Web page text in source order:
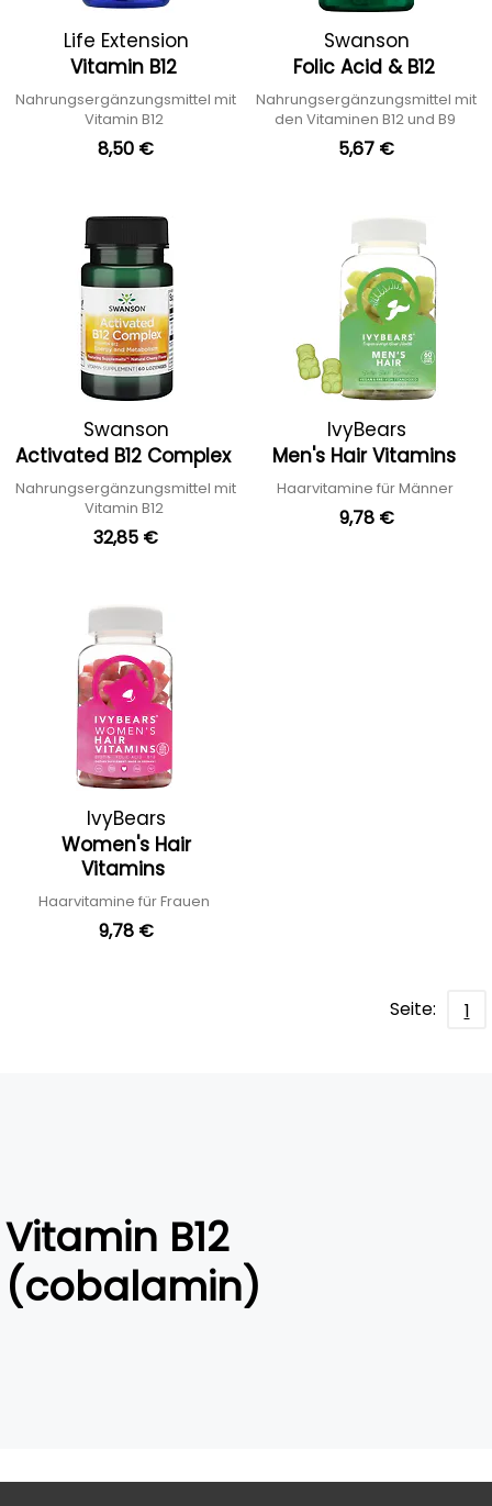
Life Extension
Vitamin B12
Nahrungsergänzungsmittel mit
Vitamin B12
8,50 €
Swanson
Folic Acid & B12
Nahrungsergänzungsmittel mit
den Vitaminen B12 und B9
5,67 €
Swanson
Activated B12 Complex
Nahrungsergänzungsmittel mit
Vitamin B12
32,85 €
IvyBears
Men's Hair Vitamins
Haarvitamine für Männer
9,78 €
IvyBears
Women's Hair
Vitamins
Haarvitamine für Frauen
9,78 €
Seite: 1
Vitamin B12
(cobalamin)